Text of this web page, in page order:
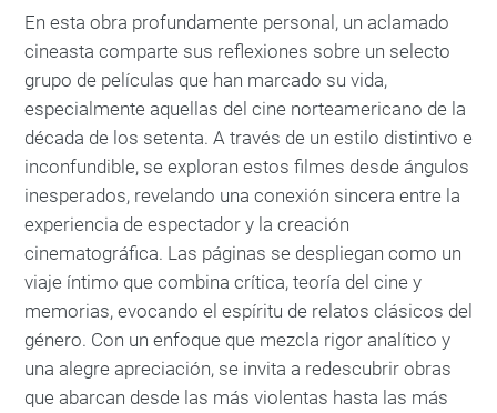
En esta obra profundamente personal, un aclamado
cineasta comparte sus reflexiones sobre un selecto
grupo de películas que han marcado su vida,
especialmente aquellas del cine norteamericano de la
década de los setenta. A través de un estilo distintivo e
inconfundible, se exploran estos filmes desde ángulos
inesperados, revelando una conexión sincera entre la
experiencia de espectador y la creación
cinematográfica. Las páginas se despliegan como un
viaje íntimo que combina crítica, teoría del cine y
memorias, evocando el espíritu de relatos clásicos del
género. Con un enfoque que mezcla rigor analítico y
una alegre apreciación, se invita a redescubrir obras
que abarcan desde las más violentas hasta las más